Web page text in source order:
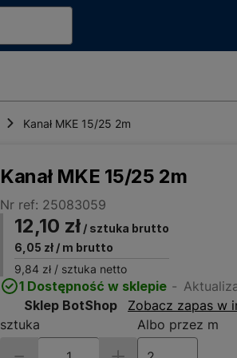
Kanał MKE 15/25 2m
Kanał MKE 15/25 2m
Nr ref: 25083059
12,10 zł / sztuka brutto
6,05 zł / m brutto
9,84 zł / sztuka netto
1 Dostępność w sklepie
Sklep BotShop
Zobacz zapas w
sztuka
Albo przez m